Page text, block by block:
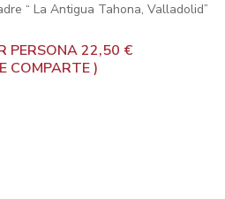
“ La Antigua Tahona, Valladolid”
PERSONA 22,50 €
COMPARTE )